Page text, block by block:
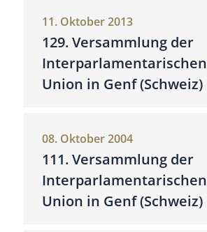
11. Oktober 2013
129. Versammlung der
Interparlamentarischen
Union in Genf (Schweiz)
08. Oktober 2004
111. Versammlung der
Interparlamentarischen
Union in Genf (Schweiz)